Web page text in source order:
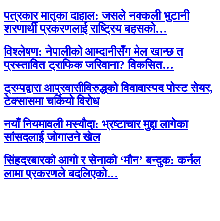
पत्रकार मातृका दाहाल: जसले नक्कली भुटानी
शरणार्थी प्रकरणलाई राष्ट्रिय बहसको…
विश्लेषण: नेपालीको आम्दानीसँग मेल खान्छ त
प्रस्तावित ट्राफिक जरिवाना? विकसित…
ट्रम्पद्वारा आप्रवासीविरुद्धको विवादास्पद पोस्ट सेयर,
टेक्सासमा चर्कियो विरोध
नयाँ नियमावली मस्यौदा: भ्रष्टाचार मुद्दा लागेका
सांसदलाई जोगाउने खेल
सिंहदरबारको आगो र सेनाको ‘मौन’ बन्दुक: कर्नल
लामा प्रकरणले बदलिएको…